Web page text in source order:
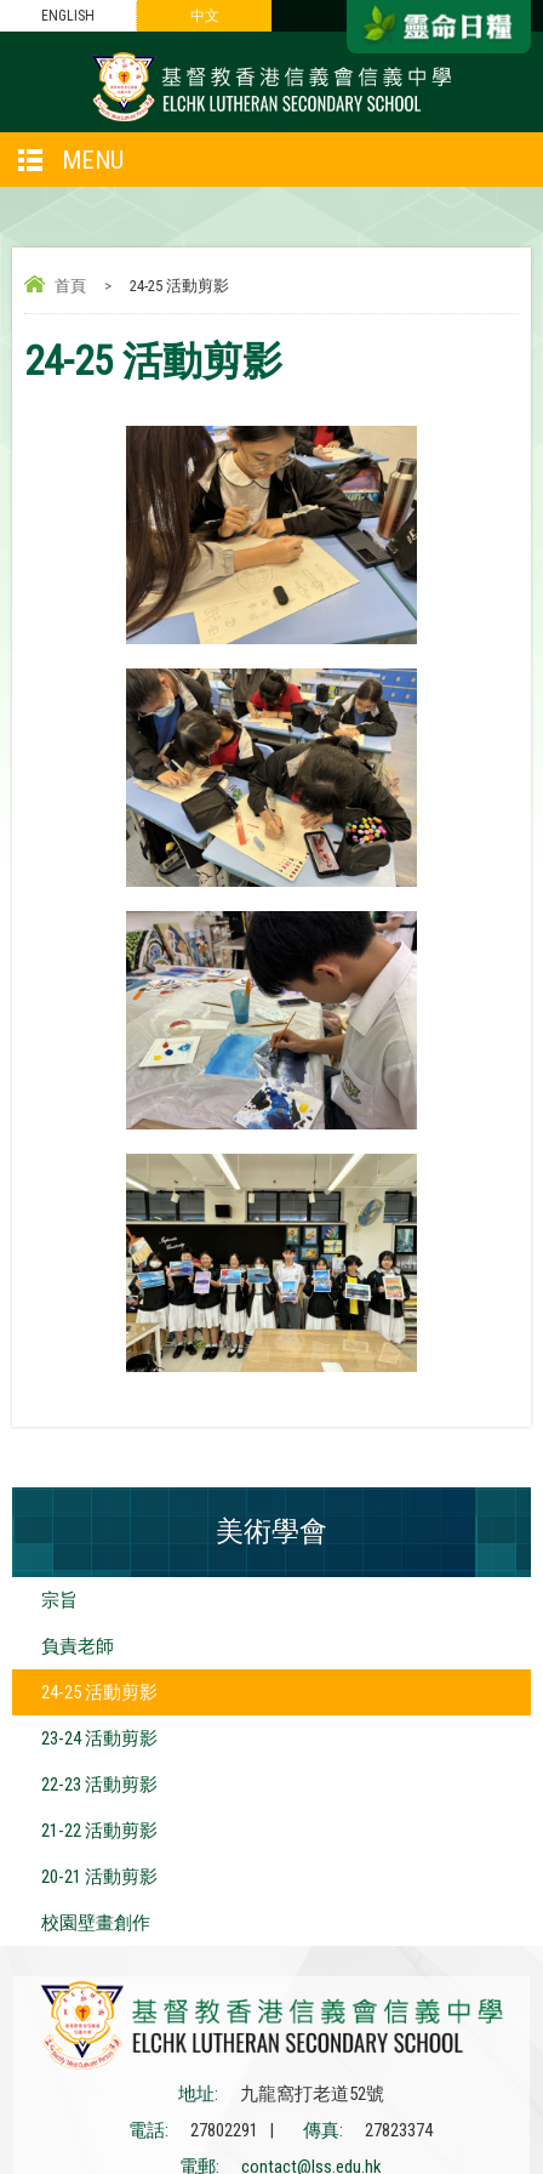
ENGLISH 中文
MENU
首頁 > 24-25 活動剪影
24-25 活動剪影
美術學會
宗旨
負責老師
24-25 活動剪影
23-24 活動剪影
22-23 活動剪影
21-22 活動剪影
20-21 活動剪影
校園壁畫創作
地址:
九龍窩打老道52號
電話:
27802291 | 傳真:
27823374
電郵:
contact@lss.edu.hk